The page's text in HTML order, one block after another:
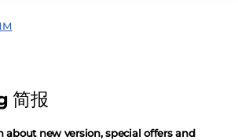
简报
about new version, special offers and